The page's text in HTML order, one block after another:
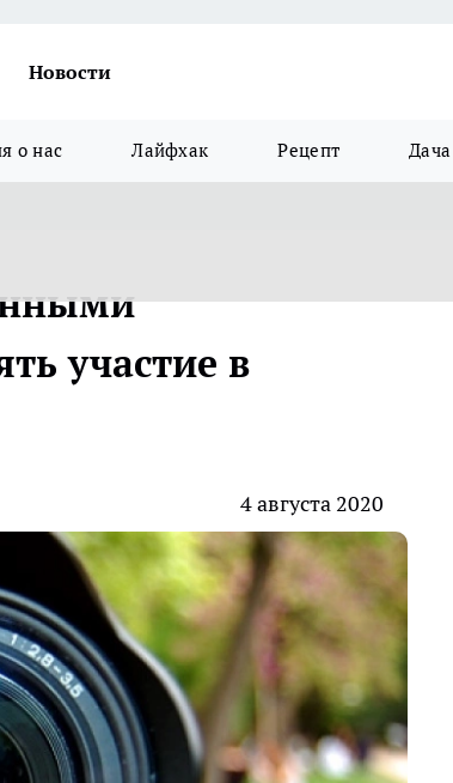
Новости
о нас Лайфхак Рецепт Дача
участие в
4 августа 2020